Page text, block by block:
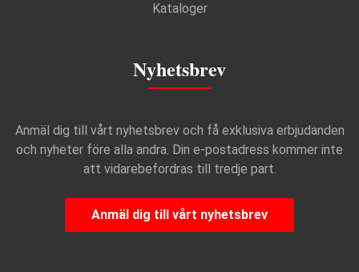
Kataloger
Nyhetsbrev
Anmäl dig till vårt nyhetsbrev och få exklusiva erbjudanden
och nyheter före alla andra. Din e-postadress kommer inte
att vidarebefordras till tredje part.
Anmäl dig till vårt nyhetsbrev